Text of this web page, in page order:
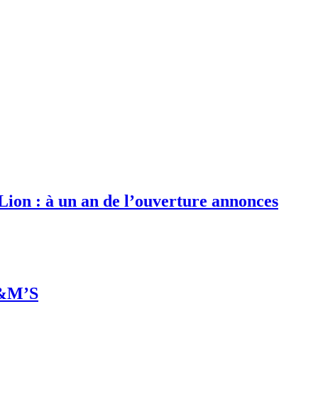
: à un an de l’ouverture annonces